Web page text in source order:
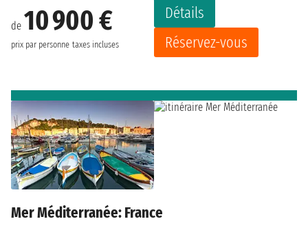
de 10 900 €
prix par personne taxes incluses
Détails
Réservez-vous
Mer Méditerranée: France